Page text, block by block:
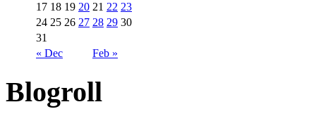
« Dec Feb »
17 18 19 20 21 22 23
24 25 26 27 28 29 30
31
Blogroll